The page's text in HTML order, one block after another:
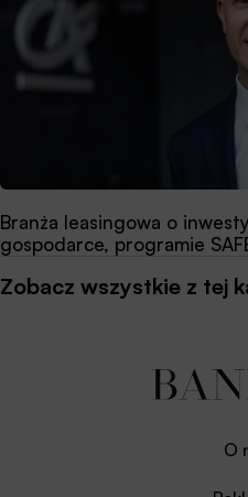
Branża leasingowa o
gospodarce, programie
Zobacz wszystkie z tej
O